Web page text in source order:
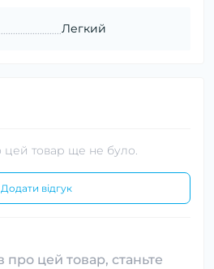
Легкий
цей товар ще не було.
Додати відгук
про цей товар, станьте